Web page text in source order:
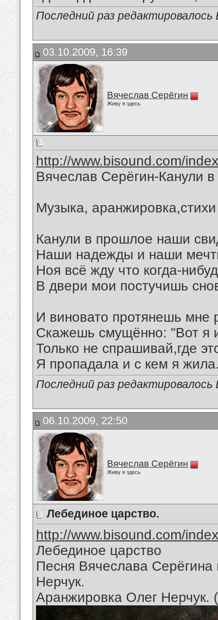
Последний раз
03.10.2009, 16:39
Вячеслав Серёгин
Живу я здесь
http://www.bisound.com/
Вячеслав Серёгин-Канули
Музыка,
Канули в прошлое наши
Наши надежды и наши
Ноя всё жду что когда-
В двери мои постучишь
И виновато протянешь мне
Скажешь смущённо: "Вот я
Только не спрашивай,где
Я пропадала и с кем я
Последний раз
06.10.2009, 22:50
Вячеслав Серёгин
Живу я здесь
Лебединое царство.
http://www.bisound.com/
Лебединое царство
Песня Вячеслава
Нерчук.
Аранжировка Олег Нерчук.